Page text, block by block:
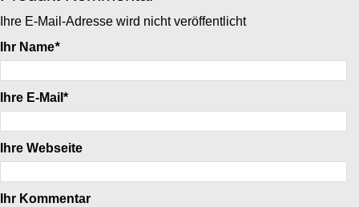
Ihre E-Mail-Adresse wird nicht veröffentlicht
Ihr Name*
Ihre E-Mail*
Ihre Webseite
Ihr Kommentar